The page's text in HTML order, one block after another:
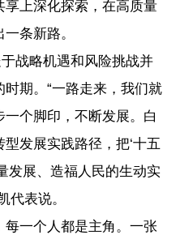
上深化探索，在高质量
条新路。
战略机遇和风险挑战并
期。“一路走来，我们就
个脚印，不断发展。白
发展实践路径，把‘十五
发展、造福人民的生动实
代表说。
一个人都是主角。一张